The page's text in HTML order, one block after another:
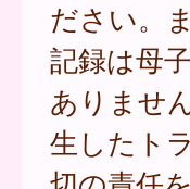
ださい。
記録は母
ありませ
生したト